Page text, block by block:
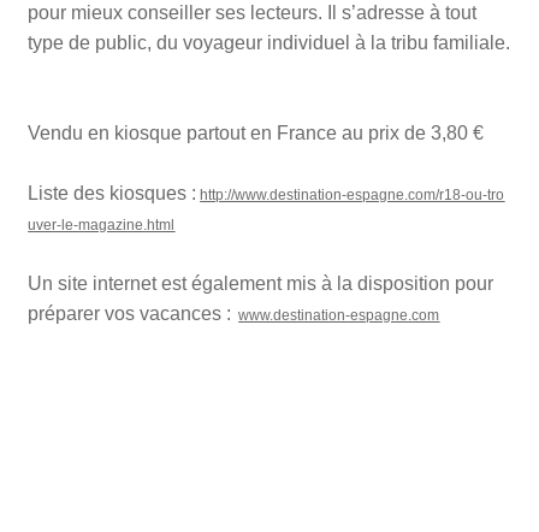
pour mieux conseiller ses lecteurs. Il s’adresse à tout
type de public, du voyageur individuel à la tribu familiale.
Vendu en kiosque partout en France au prix de 3,80 €
Liste des kiosques : http://www.destination-espagne.com/r18-ou-tro
uver-le-magazine.html
Un site internet est également mis à la disposition pour
préparer vos vacances : www.destination-espagne.com